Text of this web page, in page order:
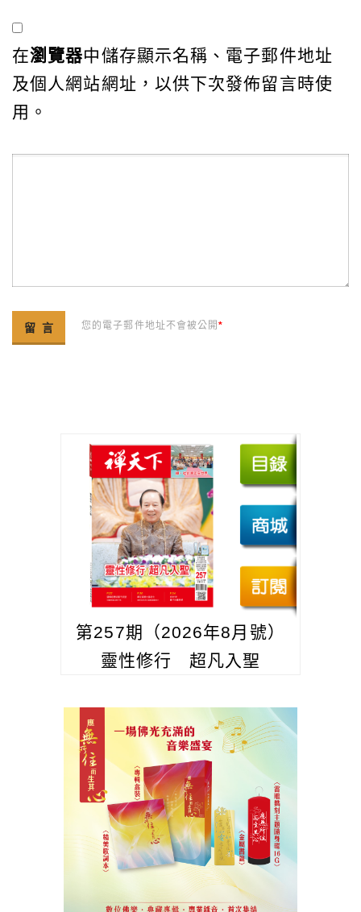
在瀏覽器中儲存顯示名稱、電子郵件地址
及個人網站網址，以供下次發佈留言時使
用。
您的電子郵件地址不會被公開*
第257期（2026年8月號）
靈性修行 超凡入聖